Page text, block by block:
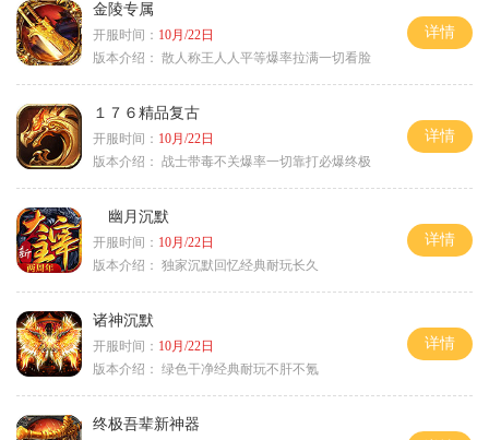
金陵专属
开服时间： 10月/22日
版本介绍： 散人称王人人平等爆率拉满一切看脸
详情
１７６精品复古
开服时间： 10月/22日
版本介绍： 战士带毒不关爆率一切靠打必爆终极
详情
幽月沉默
开服时间： 10月/22日
版本介绍： 独家沉默回忆经典耐玩长久
详情
诸神沉默
开服时间： 10月/22日
版本介绍： 绿色干净经典耐玩不肝不氪
详情
终极吾辈新神器